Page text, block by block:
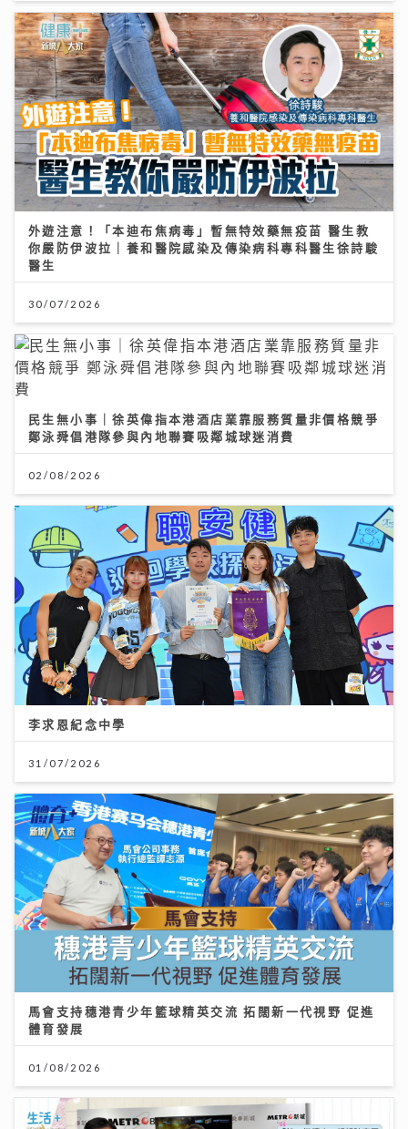
外遊注意！「本迪布焦病毒」暫無特效藥無疫苗 醫生教
你嚴防伊波拉｜養和醫院感染及傳染病科專科醫生徐詩駿
醫生
30/07/2026
民生無小事｜徐英偉指本港酒店業靠服務質量非價格競爭
鄭泳舜倡港隊參與內地聯賽吸鄰城球迷消費
02/08/2026
李求恩紀念中學
31/07/2026
馬會支持穗港青少年籃球精英交流 拓闊新一代視野 促進
體育發展
01/08/2026